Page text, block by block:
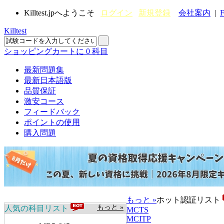
Killtest.jpへようこそ ログイン 新規登録 会社案内 |
Killtest
ショッピングカートに 0 科目
最新問題集
最新日本語版
品質保証
激安コース
フィードバック
ポイントの使用
購入問題
もっと »
人気の科目リスト
もっと »ホット認証リスト
MCTS
MCITP